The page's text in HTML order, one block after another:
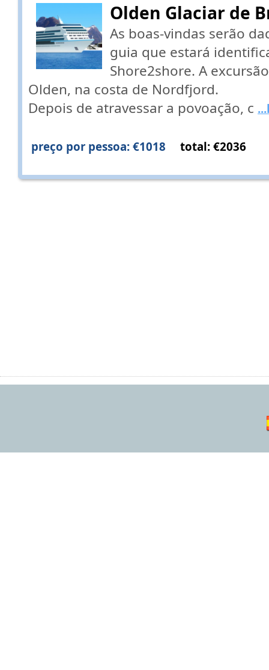
Olden Glaciar de
As boas-vindas serão
guia que estará
Shore2shore. A
Olden, na costa de Nordfjord.
Depois de atravessar a povoação, c
preço por pessoa: €1018 total: €2036